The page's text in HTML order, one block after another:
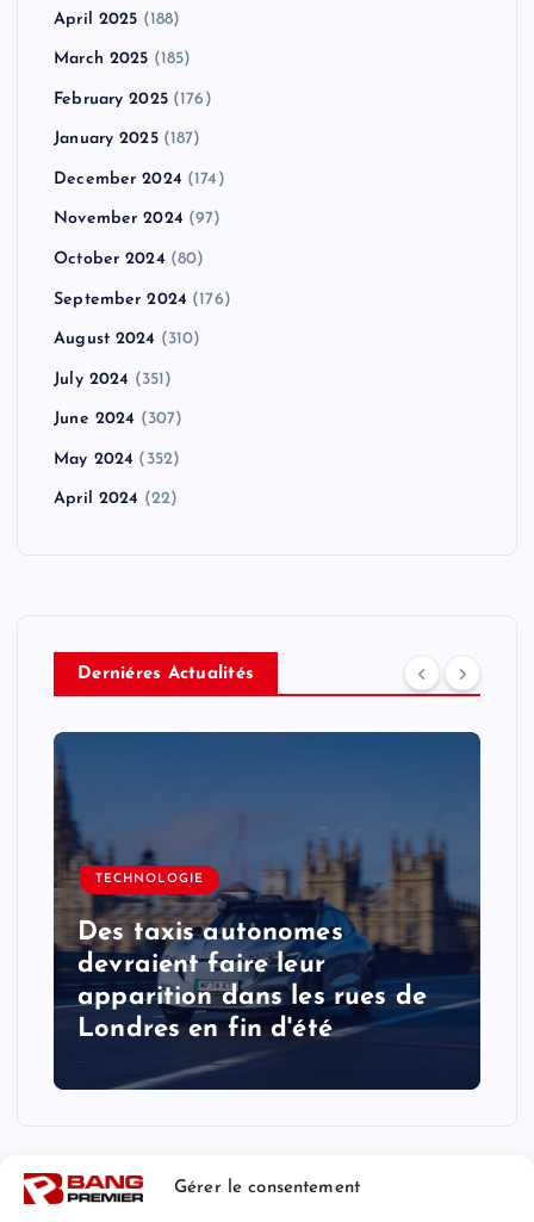
Gérer le consentement
April 2025 (188)
March 2025 (185)
February 2025(176)
January 2025(187)
December 2024 (174)
November 2024 (97)
October 2024 (80)
September 2024 (176)
August 2024 (310)
July 2024 (351)
June 2024 (307)
May 2024 (352)
April 2024 (22)
Derniéres Actualités
TECHNOLOGIE
Elon Musk mise sur Starlink
pour fournir la majeure
partie de l'accès à Internet
dans le monde d'ici dix ans